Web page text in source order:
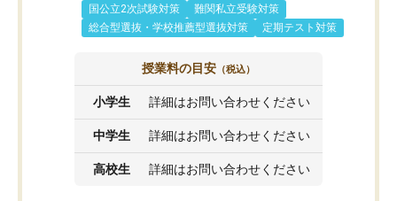
国公立2次試験対策
難関私立受験対策
総合型選抜・学校推薦型選抜対策
定期テスト対策
授業料の目安 （税込）
小学生 詳細はお問い合わせください
中学生 詳細はお問い合わせください
高校生 詳細はお問い合わせください